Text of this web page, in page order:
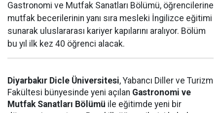
Gastronomi ve Mutfak Sanatları Bölümü, öğrencilerine
mutfak becerilerinin yanı sıra mesleki İngilizce eğitimi
sunarak uluslararası kariyer kapılarını aralıyor. Bölüm
bu yıl ilk kez 40 öğrenci alacak.
Diyarbakır Dicle Üniversitesi, Yabancı Diller ve Turizm
Fakültesi bünyesinde yeni açılan Gastronomi ve
Mutfak Sanatları Bölümü ile eğitimde yeni bir